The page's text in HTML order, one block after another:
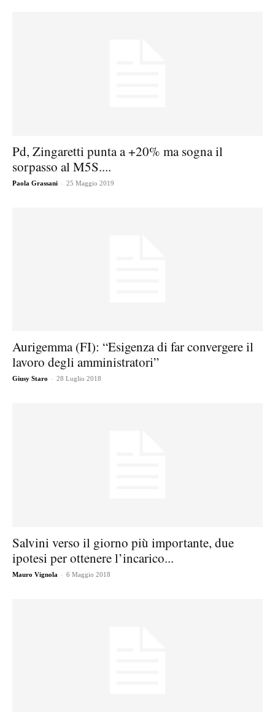
Pd, Zingaretti punta a +20% ma sogna il
sorpasso al M5S....
Paola Grassani - 25 Maggio 2019
Aurigemma (FI): “Esigenza di far convergere il
lavoro degli amministratori”
Giusy Staro - 28 Luglio 2018
Salvini verso il giorno più importante, due
ipotesi per ottenere l’incarico...
Mauro Vignola - 6 Maggio 2018